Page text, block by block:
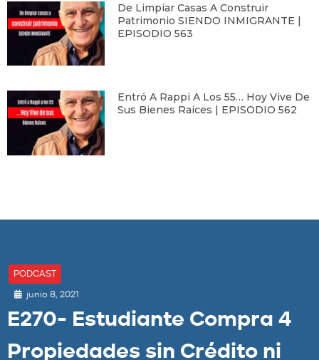
De Limpiar Casas A Construir
Patrimonio SIENDO INMIGRANTE |
EPISODIO 563
Entró A Rappi A Los 55… Hoy Vive De
Sus Bienes Raíces | EPISODIO 562
PODCAST
junio 8, 2021
E270- Estudiante Compra 4
Propiedades sin Crédito ni